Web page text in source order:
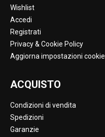
Wishlist
Accedi
Registrati
Privacy & Cookie Policy
Aggiorna impostazioni cookie
ACQUISTO
Condizioni di vendita
Spedizioni
Garanzie